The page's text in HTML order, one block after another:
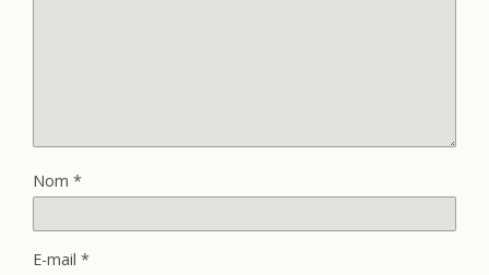
Nom *
E-mail *